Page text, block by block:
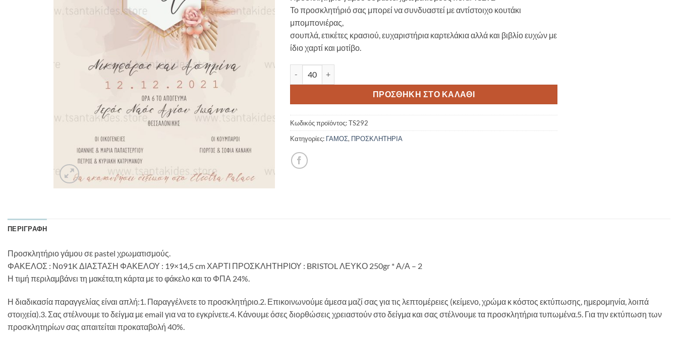
Το προσκλητήριό σας μπορεί να συνδυαστεί με αντίστοιχο κουτάκι
μπομπονιέρας,
σουπλά, ετικέτες κρασιού, ευχαριστήρια καρτελάκια αλλά και βιβλίο ευχών με
ίδιο χαρτί και μοτίβο.
ΠΡΟΣΘΉΚΗ ΣΤΟ ΚΑΛΆΘΙ
Κωδικός προϊόντος:TS292
Κατηγορίες: ΓΑΜΟΣ, ΠΡΟΣΚΛΗΤΗΡΙΑ
ΠΕΡΙΓΡΑΦΉ
Προσκλητήριο γάμου σε pastel χρωματισμούς.
ΦΑΚΕΛΟΣ : Νο91K ΔΙΑΣΤΑΣΗ ΦΑΚΕΛΟΥ : 19×14,5 cm ΧΑΡΤΙ ΠΡΟΣΚΛΗΤΗΡΙΟΥ : BRISTOL ΛΕΥΚΟ 250gr * Α/Α – 2
Η τιμή περιλαμβάνει τη μακέτα,τη κάρτα με το φάκελο και το ΦΠΑ 24%.
Η διαδικασία παραγγελίας είναι απλή:1. Παραγγέλνετε το προσκλητήριο.2. Επικοινωνούμε άμεσα μαζί σας για τις λεπτομέρειες (κείμενο, χρώμα κ κόστος εκτύπωσης, ημερομηνία, λοιπά
στοιχεία).3. Σας στέλνουμε το δείγμα με email για να το εγκρίνετε.4. Κάνουμε όσες διορθώσεις χρειαστούν στο δείγμα και σας στέλνουμε τα προσκλητήρια τυπωμένα.5. Για την εκτύπωση των
προσκλητηρίων σας απαιτείται προκαταβολή 40%.